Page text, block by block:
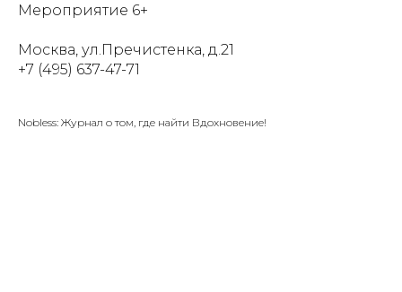
Мероприятие 6+
Москва, ул.Пречистенка, д.21
+7 (495) 637-47-71
Nobless: Журнал о том, где найти Вдохновение!